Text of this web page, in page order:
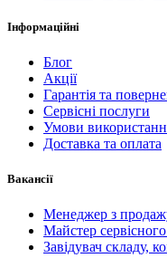
Інформаційні
Блог
Акції
Гарантія та
Сервісні послуги
Умови
Доставка та оплата
Вакансії
Менеджер з
Майстер
Завідувач складу,